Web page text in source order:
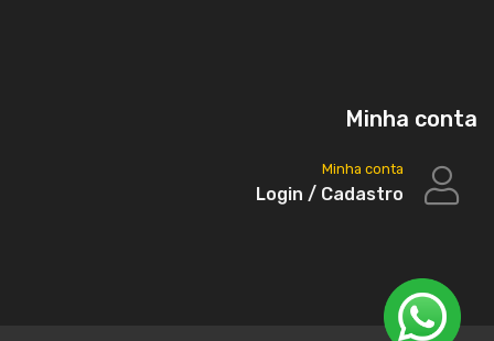
Minha conta
Minha conta
Login / Cadastro